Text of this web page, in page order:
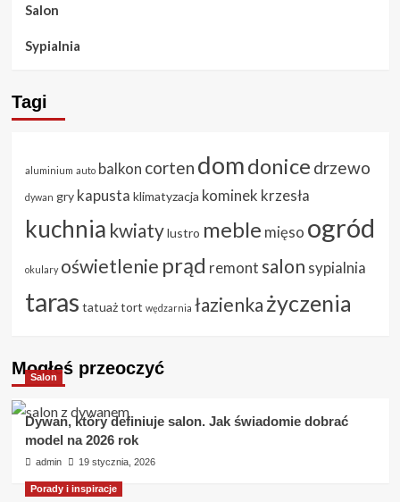
Salon
Sypialnia
Tagi
aluminium auto balkon corten domdonice drzewo
dywan gry kapusta klimatyzacja kominek krzesła
kuchnia kwiaty lustro meble mięso ogród
okulary oświetlenie prąd remont salon sypialnia
taras tatuaż tort wędzarnia łazienka życzenia
Mogłeś przeoczyć
Salon
Dywan, który definiuje salon. Jak świadomie dobrać
model na 2026 rok
admin 19 stycznia, 2026
Porady i inspiracje